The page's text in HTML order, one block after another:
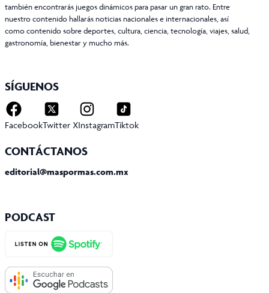
también encontrarás juegos dinámicos para pasar un gran rato. Entre
nuestro contenido hallarás noticias nacionales e internacionales, así
como contenido sobre deportes, cultura, ciencia, tecnología, viajes, salud,
gastronomía, bienestar y mucho más.
SÍGUENOS
FacebookTwitter XInstagramTiktok
CONTÁCTANOS
editorial@maspormas.com.mx
PODCAST